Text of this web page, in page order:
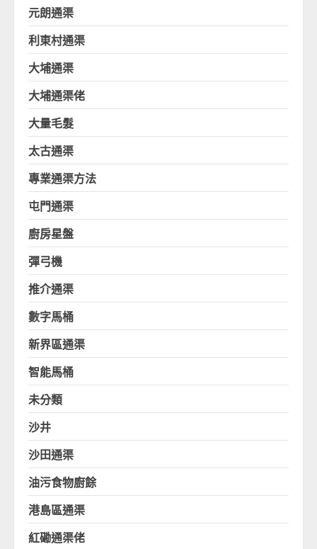
元朗通渠
利東村通渠
大埔通渠
大埔通渠佬
大量毛髮
太古通渠
專業通渠方法
屯門通渠
廚房星盤
彈弓機
推介通渠
數字馬桶
新界區通渠
智能馬桶
未分類
沙井
沙田通渠
油污食物廚餘
港島區通渠
紅磡通渠佬